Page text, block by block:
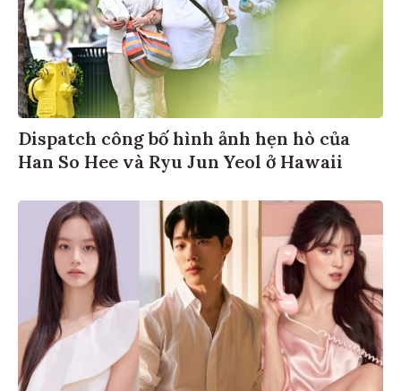
Dispatch công bố hình ảnh hẹn hò của
Han So Hee và Ryu Jun Yeol ở Hawaii